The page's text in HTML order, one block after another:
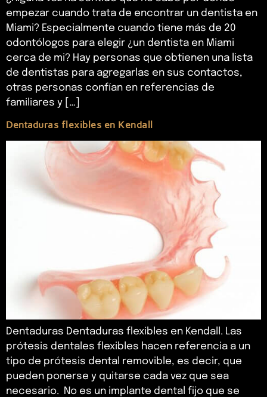
empezar cuando trata de encontrar un dentista en
Miami? Especialmente cuando tiene más de 20
odontólogos para elegir ¿un dentista en Miami
cerca de mi? Hay personas que obtienen una lista
de dentistas para agregarlas en sus contactos,
otras personas confían en referencias de
familiares y […]
Dentaduras flexibles en Kendall
Dentaduras Dentaduras flexibles en Kendall. Las
prótesis dentales flexibles hacen referencia a un
tipo de prótesis dental removible, es decir, que
pueden ponerse y quitarse cada vez que sea
necesario. No es un implante dental fijo que se